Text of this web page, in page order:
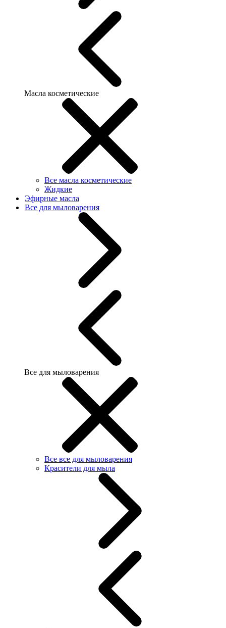
Масла косметические
Все масла косметические
Жидкие
Эфирные масла
Все для мыловарения
Все для мыловарения
Все все для мыловарения
Красители для мыла